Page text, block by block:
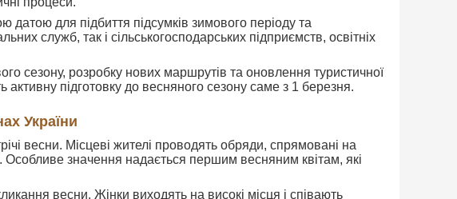
датою для підбиття підсумків зимового періоду та
служб, так і сільськогосподарських підприємств, освітніх
сезону, розробку нових маршрутів та оновлення туристичної
підготовку до весняного сезону саме з 1 березня.
України
весни. Місцеві жителі проводять обряди, спрямовані на
значення надається першим весняним квітам, які
весни. Жінки виходять на високі місця і співають